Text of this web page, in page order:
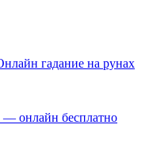
гадание на рунах
— онлайн бесплатно